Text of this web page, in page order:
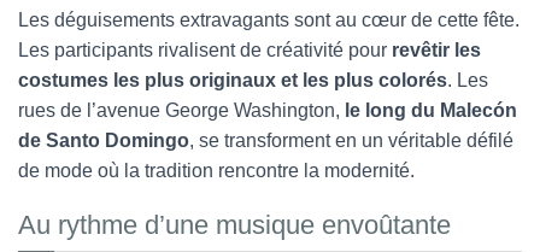
Les déguisements extravagants sont au cœur de cette fête.
Les participants rivalisent de créativité pour revêtir les
costumes les plus originaux et les plus colorés. Les
rues de l’avenue George Washington, le long du Malecón
de Santo Domingo, se transforment en un véritable défilé
de mode où la tradition rencontre la modernité.
Au rythme d’une musique envoûtante